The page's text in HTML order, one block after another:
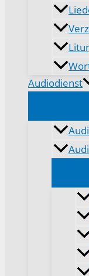
Audiodienst